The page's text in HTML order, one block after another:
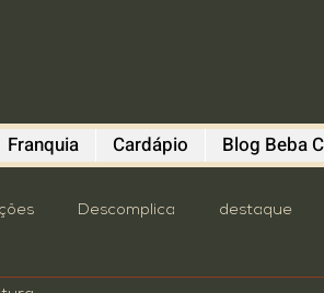
Franquia Cardápio Blog Beba
Descomplica destaque